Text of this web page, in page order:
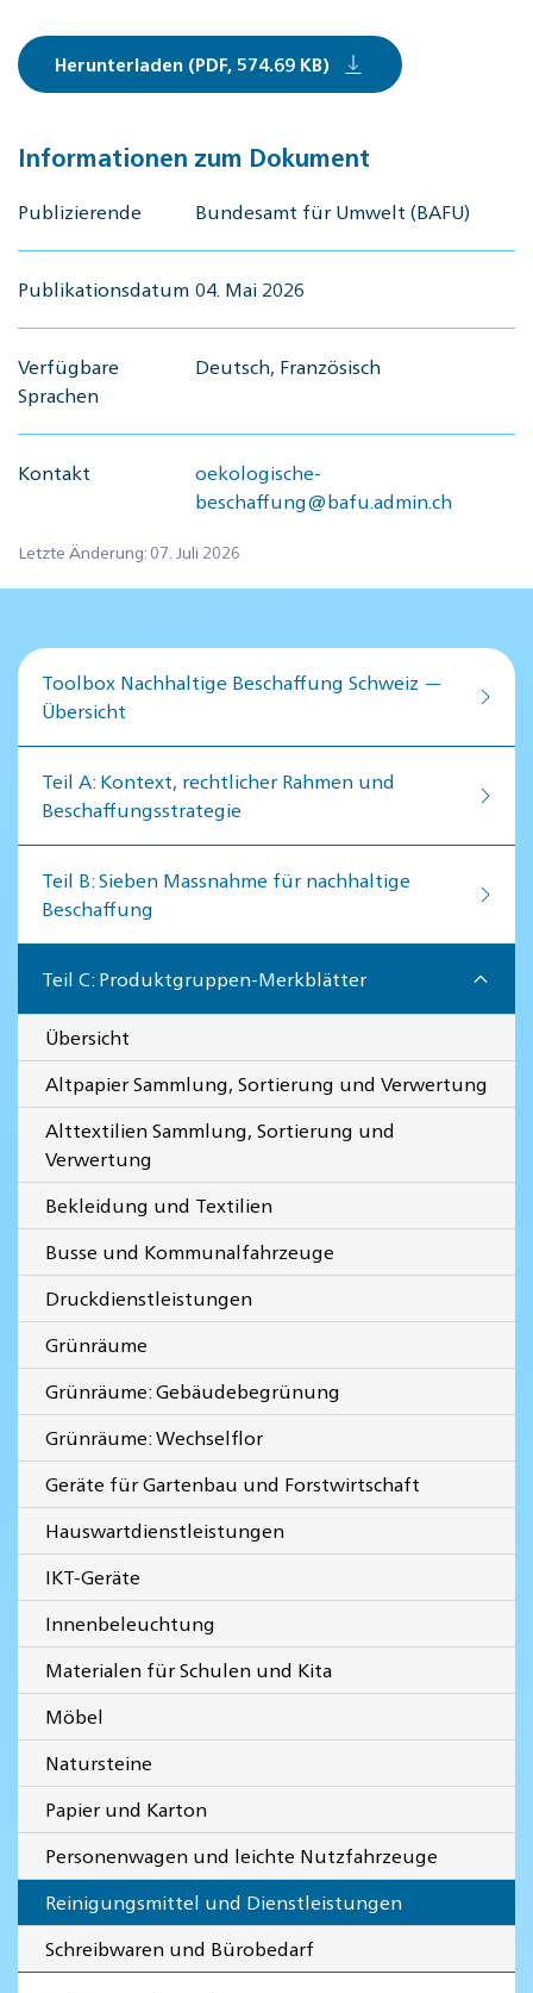
Herunterladen (PDF, 574.69 KB)
Informationen zum Dokument
Publizierende Bundesamt für Umwelt (BAFU)
Publikationsdatum 04. Mai 2026
Verfügbare
Sprachen
Deutsch, Französisch
Kontakt
oekologische-
beschaffung@bafu.admin.ch
Letzte Änderung: 07. Juli 2026
Toolbox Nachhaltige Beschaffung Schweiz —
Übersicht
Teil A: Kontext, rechtlicher Rahmen und
Beschaffungsstrategie
Teil B: Sieben Massnahme für nachhaltige
Beschaffung
Teil C: Produktgruppen-Merkblätter
Übersicht
Altpapier Sammlung, Sortierung und Verwertung
Alttextilien Sammlung, Sortierung und
Verwertung
Bekleidung und Textilien
Busse und Kommunalfahrzeuge
Druckdienstleistungen
Grünräume
Grünräume: Gebäudebegrünung
Grünräume: Wechselflor
Geräte für Gartenbau und Forstwirtschaft
Hauswartdienstleistungen
IKT-Geräte
Innenbeleuchtung
Materialen für Schulen und Kita
Möbel
Natursteine
Papier und Karton
Personenwagen und leichte Nutzfahrzeuge
Reinigungsmittel und Dienstleistungen
Schreibwaren und Bürobedarf